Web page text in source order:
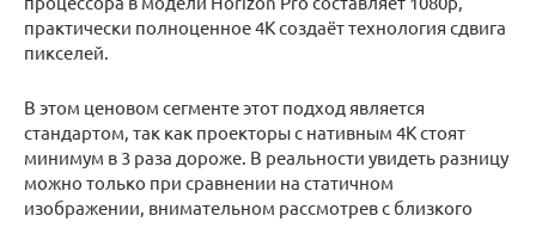
практически полноценное 4K создаёт технология сдвига
пикселей.
В этом ценовом сегменте этот подход является
стандартом, так как проекторы с нативным 4K стоят
минимум в 3 раза дороже. В реальности увидеть разницу
можно только при сравнении на статичном
изображении, внимательном рассмотрев с близкого